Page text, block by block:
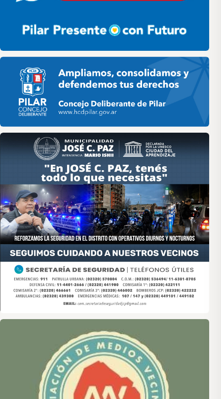
Pilar HCD
Asociación de Medios Vecinales